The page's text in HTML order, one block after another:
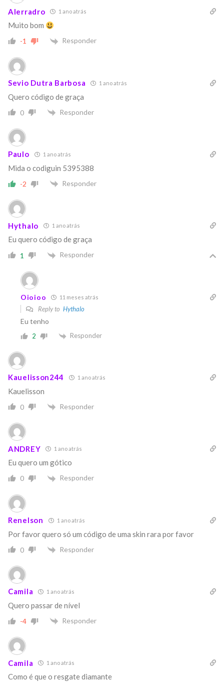
Alerradro 1 ano atrás
Muito bom
-1 Responder
Sevio Dutra Barbosa 1 ano atrás
Quero código de graça
0 Responder
Paulo 1 ano atrás
Mida o codiguin 5395388
-2 Responder
Hythalo 1 ano atrás
Eu quero código de graça
1 Responder
Oioioo 11 meses atrás
Reply to Hythalo
Eu tenho
2 Responder
Kauelisson244 1 ano atrás
Kauelisson
0 Responder
ANDREY 1 ano atrás
Eu quero um gótico
0 Responder
Renelson 1 ano atrás
Por favor quero só um código de uma skin rara por favor
0 Responder
Camila 1 ano atrás
Quero passar de nível
-4 Responder
Camila 1 ano atrás
Como é que o resgate diamante